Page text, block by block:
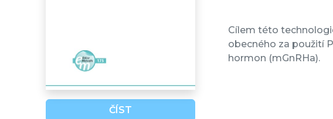
ČÍST
Cílem této
obecného za použití
hormon (mGnRHa).